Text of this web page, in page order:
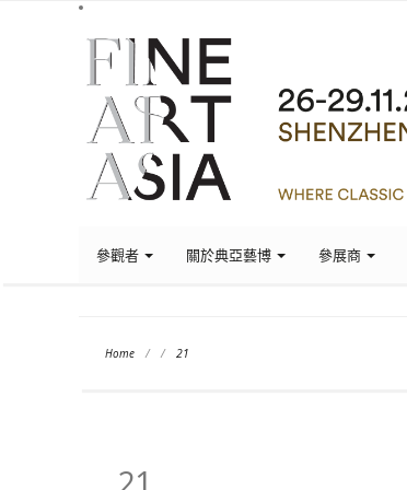
參觀者 關於典亞藝博 參展商
Home / / 21
21